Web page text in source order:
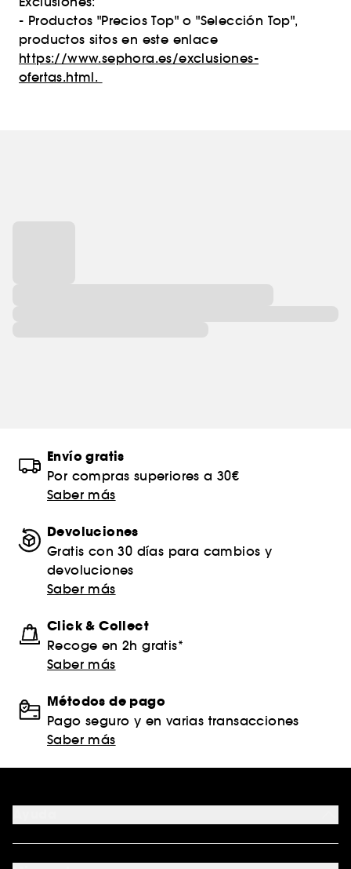
- Productos "Precios Top" o "Selección Top",
productos sitos en este enlace
https://www.sephora.es/exclusiones-
ofertas.html.
Envío gratis
Por compras superiores a 30€
Saber más
Devoluciones
Gratis con 30 días para cambios y
devoluciones
Saber más
Click & Collect
Recoge en 2h gratis*
Saber más
Métodos de pago
Pago seguro y en varias transacciones
Saber más
FAQ
Formas de pago